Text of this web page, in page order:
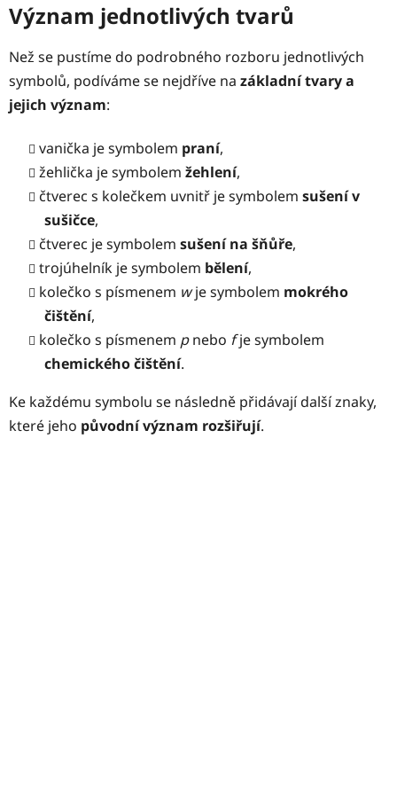
Význam jednotlivých tvarů
Než se pustíme do podrobného rozboru jednotlivých
symbolů, podíváme se nejdříve na základní tvary a
jejich význam:
vanička je symbolem praní,
žehlička je symbolem žehlení,
čtverec s kolečkem uvnitř je symbolem sušení v
sušičce,
čtverec je symbolem sušení na šňůře,
trojúhelník je symbolem bělení,
kolečko s písmenem wje symbolem mokrého
čištění,
kolečko s písmenem pnebo fje symbolem
chemického čištění.
Ke každému symbolu se následně přidávají další znaky,
které jeho původní význam rozšiřují.